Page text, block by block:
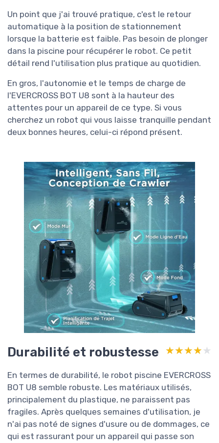
Un point que j'ai trouvé pratique, c'est le retour
automatique à la position de stationnement
lorsque la batterie est faible. Pas besoin de plonger
dans la piscine pour récupérer le robot. Ce petit
détail rend l'utilisation plus pratique au quotidien.
En gros, l'autonomie et le temps de charge de
l'EVERCROSS BOT U8 sont à la hauteur des
attentes pour un appareil de ce type. Si vous
cherchez un robot qui vous laisse tranquille pendant
deux bonnes heures, celui-ci répond présent.
Durabilité et robustesse ★★★★★
★★★★★
En termes de durabilité, le robot piscine EVERCROSS
BOT U8 semble robuste. Les matériaux utilisés,
principalement du plastique, ne paraissent pas
fragiles. Après quelques semaines d'utilisation, je
n'ai pas noté de signes d'usure ou de dommages, ce
qui est rassurant pour un appareil qui passe son